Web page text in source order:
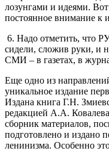
лозунгами и идеями.
постоянное внимание к
6. Надо отметить, что
сидели, сложив руки, и
СМИ – в газетах, в
Еще одно из
уникальное издание
Издана книга Г.Н.
редакцией А.А.
сборник материалов,
подготовлено и издано
ленинизма. Особенно